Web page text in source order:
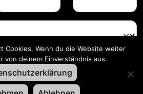
Anmelden
Cookies. Wenn du die Website weiter
von deinem Einverständnis aus.